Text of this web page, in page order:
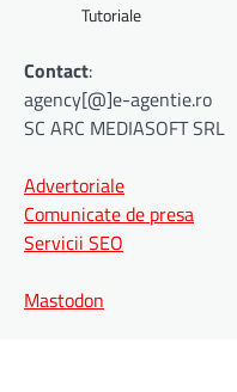
Tutoriale
Contact:
agency[@]e-agentie.ro
SC ARC MEDIASOFT SRL
Advertoriale
Comunicate de presa
Servicii SEO
Mastodon